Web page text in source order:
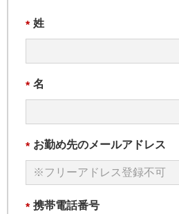
* 姓
* 名
* お勤め先のメールアドレス
* 携帯電話番号